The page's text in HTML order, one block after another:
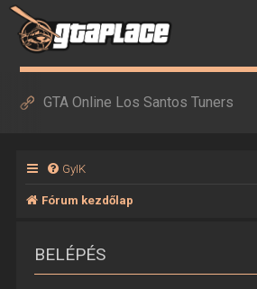
GTA Online Los Santos Tuners
GyIK
Fórum kezdőlap
BELÉPÉS